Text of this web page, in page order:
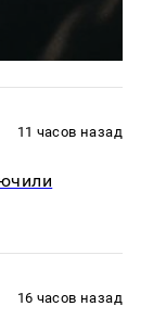
11 часов назад
16 часов назад